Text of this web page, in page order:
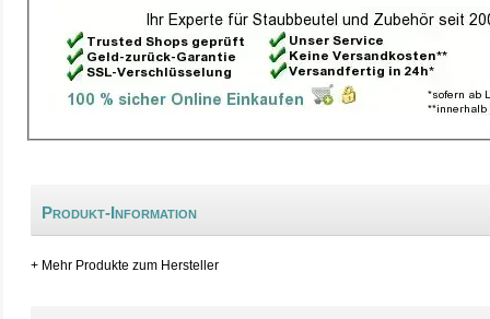
Produkt-Information
+ Mehr Produkte zum Hersteller